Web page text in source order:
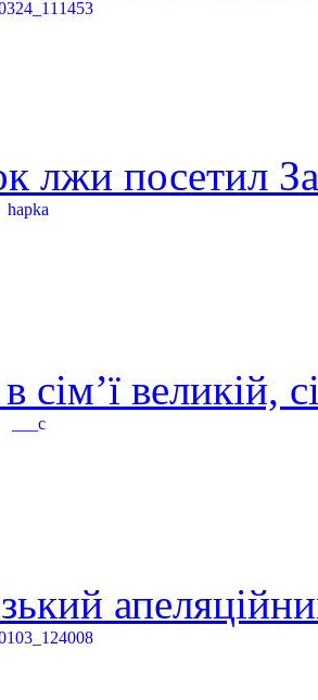
лжи посетил
сім’ї великій,